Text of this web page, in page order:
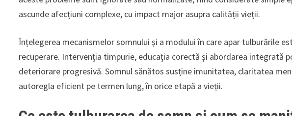
ascunde afecțiuni complexe, cu impact major asupra calității vieții.
Înțelegerea mecanismelor somnului și a modului în care apar tulburările
recuperare. Intervenția timpurie, educația corectă și abordarea integrată
deteriorare progresivă. Somnul sănătos susține imunitatea, claritatea
autoregla eficient pe termen lung, în orice etapă a vieții.